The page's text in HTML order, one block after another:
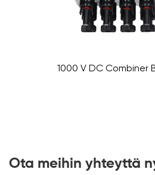
1000 V DC Combiner
Ota meihin yhteyttä